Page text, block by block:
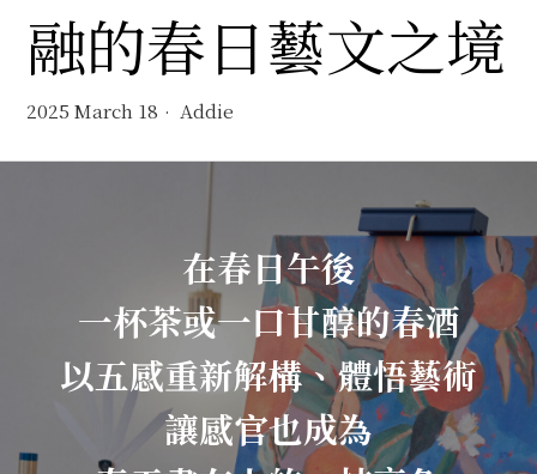
融的春日藝文之境
2025 March 18 Addie
在春日午後
一杯茶或一口甘醇的春酒
以五感重新解構、體悟藝術
讓感官也成為